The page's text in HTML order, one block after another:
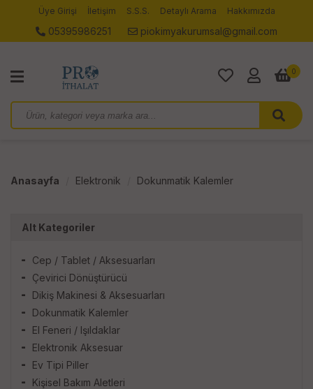
Üye Girişi İletişim S.S.S. Detaylı Arama Hakkımızda
05395986251 piokimyakurumsal@gmail.com
0
Anasayfa Elektronik Dokunmatik Kalemler
Alt Kategoriler
Cep / Tablet / Aksesuarları
Çevirici Dönüştürücü
Dikiş Makinesi & Aksesuarları
Dokunmatik Kalemler
El Feneri / Işıldaklar
Elektronik Aksesuar
Ev Tipi Piller
Kişisel Bakım Aletleri